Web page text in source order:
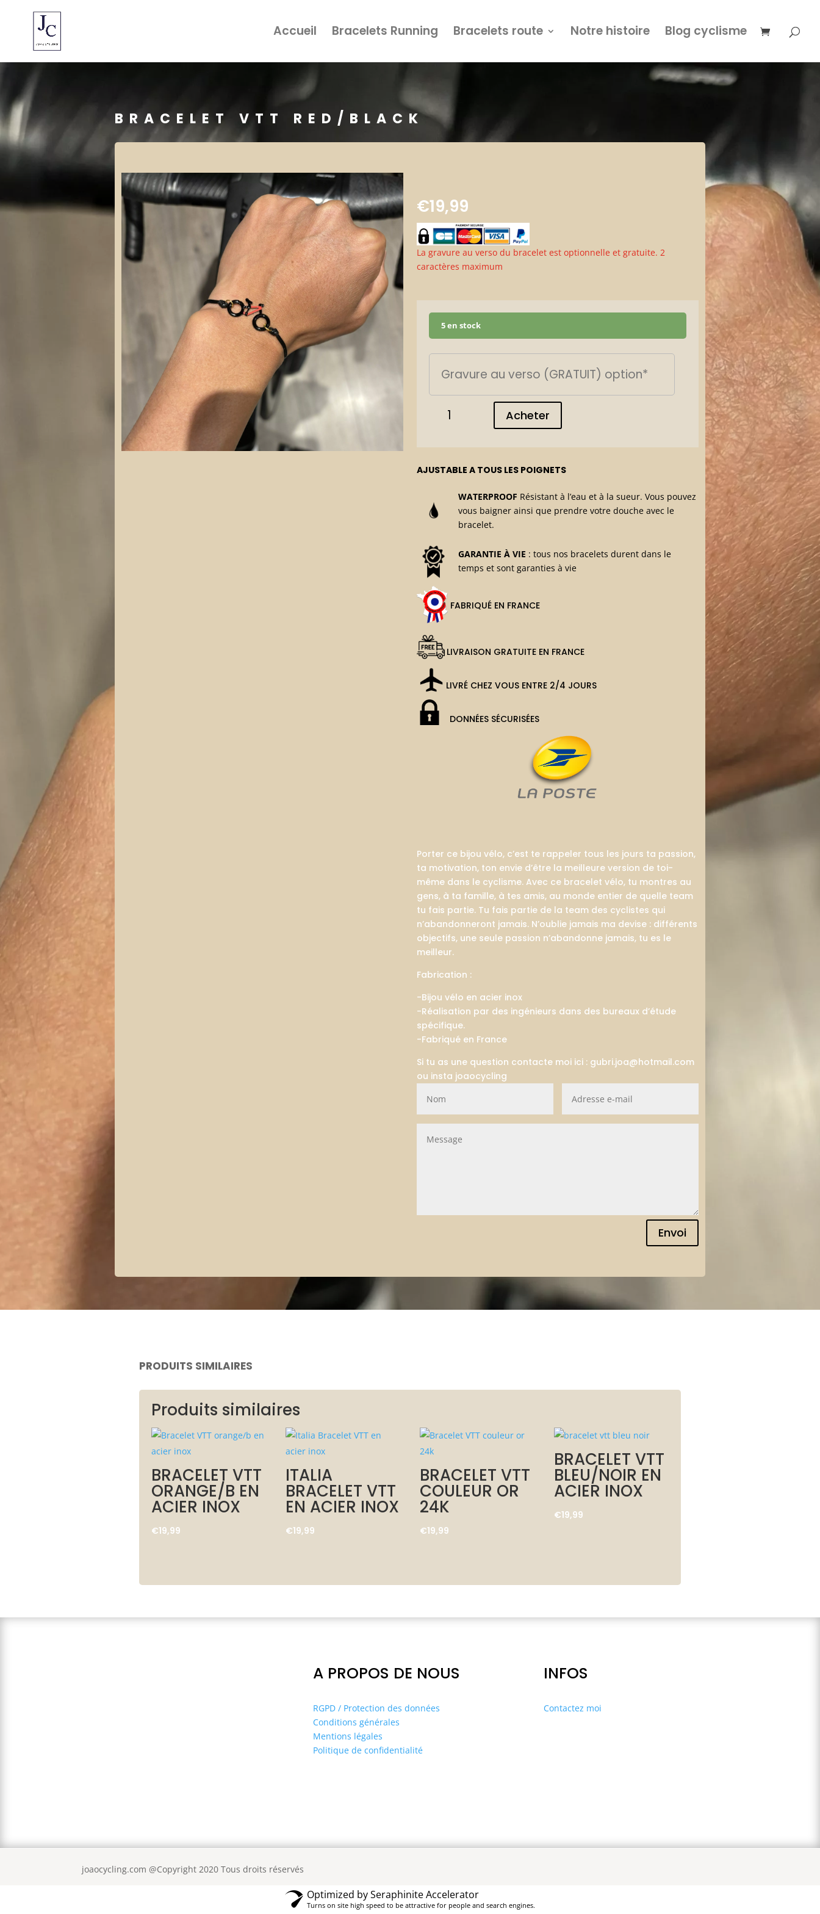
Accueil Bracelets Running Bracelets route Notre histoire Blog cyclisme
BRACELET VTT RED/BLACK
€19,99
La gravure au verso du bracelet est optionnelle et gratuite. 2
caractères maximum
5 en stock
Acheter
AJUSTABLE A TOUS LES POIGNETS
WATERPROOF Résistant à l’eau et à la sueur. Vous pouvez
vous baigner ainsi que prendre votre douche avec le
bracelet.
GARANTIE À VIE : tous nos bracelets durent dans le
temps et sont garanties à vie
FABRIQUÉ EN FRANCE
LIVRAISON GRATUITE EN FRANCE
LIVRÉ CHEZ VOUS ENTRE 2/4 JOURS
DONNÉES SÉCURISÉES
Porter ce bijou vélo, c’est te rappeler tous les jours ta passion,
ta motivation, ton envie d’être la meilleure version de toi-
même dans le cyclisme. Avec ce bracelet vélo, tu montres au
gens, à ta famille, à tes amis, au monde entier de quelle team
tu fais partie. Tu fais partie de la team des cyclistes qui
n’abandonneront jamais. N’oublie jamais ma devise : différents
objectifs, une seule passion n’abandonne jamais, tu es le
meilleur.
Fabrication :
-Bijou vélo en acier inox
-Réalisation par des ingénieurs dans des bureaux d’étude
spécifique.
-Fabriqué en France
Si tu as une question contacte moi ici : gubri.joa@hotmail.com
ou insta joaocycling
Envoi
PRODUITS SIMILAIRES
Produits similaires
BRACELET VTT
ORANGE/B EN
ACIER INOX
€19,99
ITALIA
BRACELET VTT
EN ACIER INOX
€19,99
BRACELET VTT
COULEUR OR
24K
€19,99
BRACELET VTT
BLEU/NOIR EN
ACIER INOX
€19,99
A PROPOS DE NOUS
RGPD / Protection des données
Conditions générales
Mentions légales
Politique de confidentialité
INFOS
Contactez moi
joaocycling.com @Copyright 2020 Tous droits réservés
Optimized by Seraphinite Accelerator
Turns on site high speed to be attractive for people and search engines.